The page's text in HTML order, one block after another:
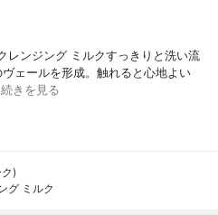
レンジング ミルクすっきりと洗い流
ェールを形成。触れると心地よい
続きを見る
)
グ ミルク